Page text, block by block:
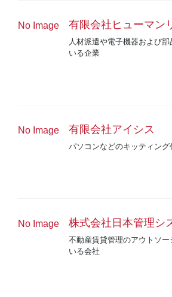
No Image 有限会社ヒューマン
人材派遣や電子機器および
いる企業
No Image 有限会社アイシス
パソコンなどのキッティング
No Image 株式会社日本管理シ
不動産賃貸管理のアウトソ
いる会社